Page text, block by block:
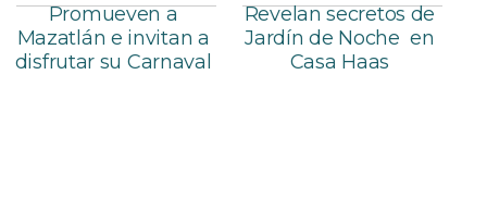
Promueven a
Mazatlán e invitan a
disfrutar su Carnaval
Revelan secretos de
Jardín de Noche en
Casa Haas